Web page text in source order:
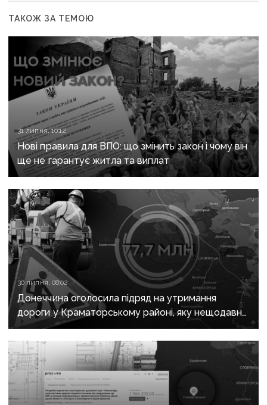
ТАКОЖ ЗА ТЕМОЮ
31 липня, 10:12
Нові правила для ВПО: що змінить закон і чому він
ще не гарантує житла та виплат
30 липня, 08:02
Донеччина оголосила підряд на утримання
дороги у Краматорському районі, яку нещодавно
вже ремонтували